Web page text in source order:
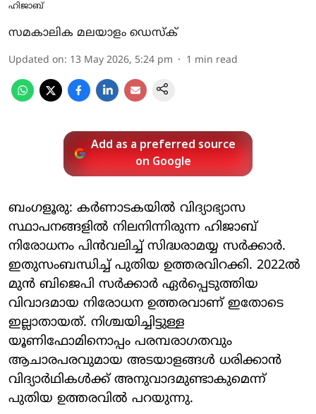
ഹിജാബ്
സമകാലിക മലയാളം ഡെസ്ക്
Updated on: 13 May 2026, 5:24 pm 1 min read
Add as a preferred source
on Google
ബംഗളൂരു: കര്‍ണാടകയില്‍ വിദ്യാഭ്യാസ
സ്ഥാപനങ്ങളില്‍ നിലനിന്നിരുന്ന ഹിജാബ്
നിരോധനം പിന്‍വലിച്ച് സിദ്ധരാമയ്യ സര്‍ക്കാര്‍.
ഇതുസംബന്ധിച്ച് പുതിയ ഉത്തരവിറക്കി. 2022ല്‍
മുന്‍ ബിജെപി സര്‍ക്കാര്‍ ഏര്‍പ്പെടുത്തിയ
വിവാദമായ നിരോധന ഉത്തരവാണ് ഇതോടെ
ഇല്ലാതായത്. നിശ്ചയിച്ചിട്ടുള്ള
യൂണിഫോമിനൊപ്പം പരമ്പരാഗതവും
ആചാരപരവുമായ അടയാളങ്ങള്‍ ധരിക്കാന്‍
വിദ്യാര്‍ഥികള്‍ക്ക് അനുവാദമുണ്ടാകുമെന്ന്
പുതിയ ഉത്തരവില്‍ പറയുന്നു.